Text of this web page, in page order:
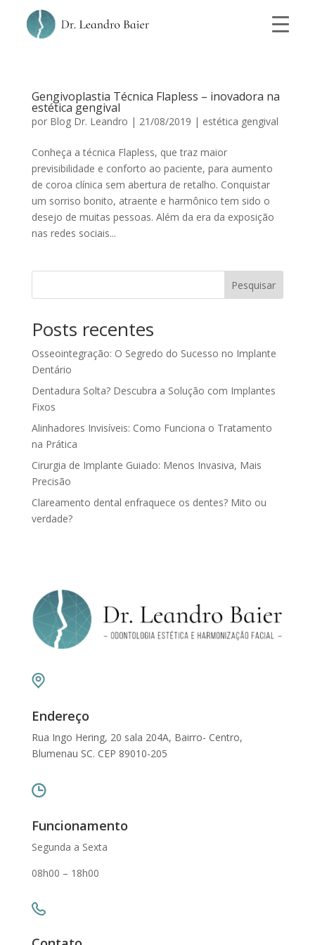
Gengivoplastia Técnica Flapless – inovadora na
estética gengival
por Blog Dr. Leandro | 21/08/2019 | estética gengival
Conheça a técnica Flapless, que traz maior
previsibilidade e conforto ao paciente, para aumento
de coroa clínica sem abertura de retalho. Conquistar
um sorriso bonito, atraente e harmônico tem sido o
desejo de muitas pessoas. Além da era da exposição
nas redes sociais...
Pesquisar
Posts recentes
Osseointegração: O Segredo do Sucesso no Implante
Dentário
Dentadura Solta? Descubra a Solução com Implantes
Fixos
Alinhadores Invisíveis: Como Funciona o Tratamento
na Prática
Cirurgia de Implante Guiado: Menos Invasiva, Mais
Precisão
Clareamento dental enfraquece os dentes? Mito ou
verdade?
Endereço
Rua Ingo Hering, 20 sala 204A, Bairro- Centro,
Blumenau SC. CEP 89010-205
Funcionamento
Segunda a Sexta
08h00 – 18h00